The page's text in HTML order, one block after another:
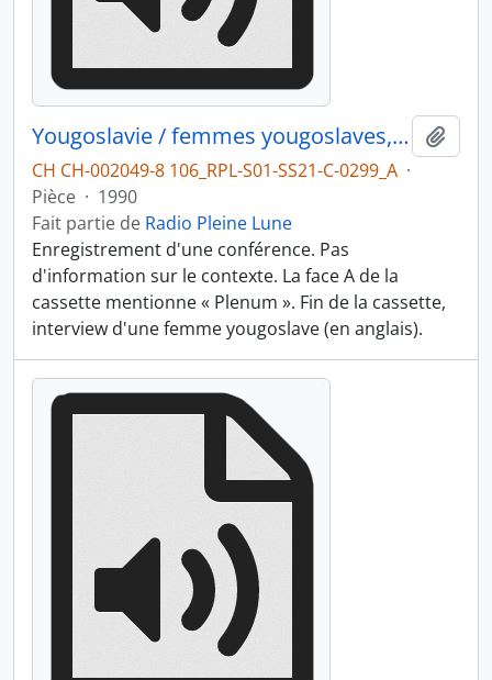
Yougoslavie / femmes yougoslaves, partie 1
CH CH-002049-8 106_RPL-S01-SS21-C-0299_A ·
Pièce · 1990
Fait partie de Radio Pleine Lune
Enregistrement d'une conférence. Pas
d'information sur le contexte. La face A de la
cassette mentionne « Plenum ». Fin de la cassette,
interview d'une femme yougoslave (en anglais).